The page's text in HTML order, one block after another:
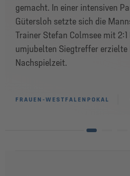
gemacht. In einer intensiven
Gütersloh setzte sich die
Trainer Stefan Colmsee mit
umjubelten Siegtreffer erzielte
Nachspielzeit.
FRAUEN-WESTFALENPOKAL